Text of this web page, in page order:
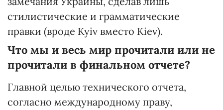
стилистические и грамматические
правки (вроде Kyiv вместо Kiev).
Что мы и весь мир прочитали или не
прочитали в финальном отчете?
Главной целью технического отчета,
согласно международному праву,